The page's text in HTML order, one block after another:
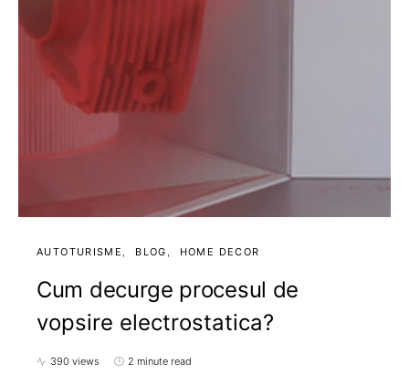
AUTOTURISME BLOG HOME DECOR
Cum decurge procesul de
vopsire electrostatica?
390 views 2 minute read